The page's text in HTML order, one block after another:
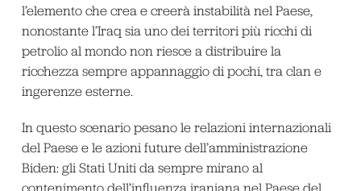
l’elemento che crea e creerà instabilità nel Paese,
nonostante l’Iraq sia uno dei territori più ricchi di
petrolio al mondo non riesce a distribuire la
ricchezza sempre appannaggio di pochi, tra clan e
ingerenze esterne.
In questo scenario pesano le relazioni internazionali
del Paese e le azioni future dell’amministrazione
Biden: gli Stati Uniti da sempre mirano al
contenimento dell’influenza iraniana nel Paese del